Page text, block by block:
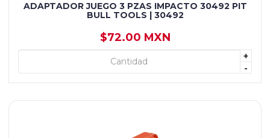
ADAPTADOR JUEGO 3 PZAS IMPACTO 30492 PIT
BULL TOOLS | 30492
$72.00 MXN
+
-
+ AGREGAR